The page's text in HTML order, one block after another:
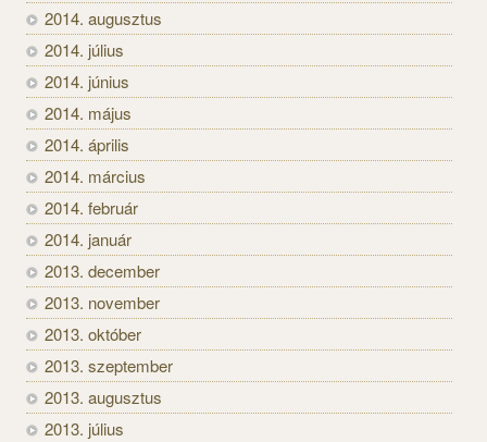
2014. augusztus
2014. július
2014. június
2014. május
2014. április
2014. március
2014. február
2014. január
2013. december
2013. november
2013. október
2013. szeptember
2013. augusztus
2013. július